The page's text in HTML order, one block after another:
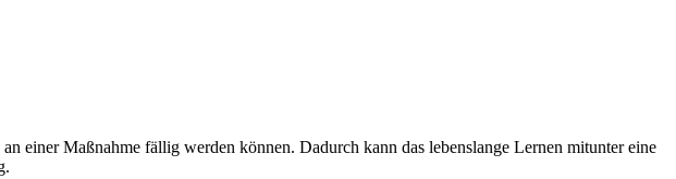
einer Maßnahme fällig werden können. Dadurch kann das lebenslange Lernen mitunter eine